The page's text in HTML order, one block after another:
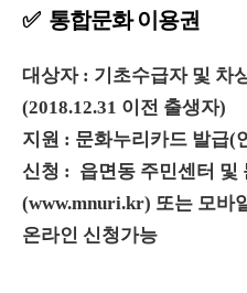
✅ 통합문화 이용권
대상자 : 기초수급자 및 차
(2018.12.31 이전 출생자)
지원 : 문화누리카드 발급(
신청 : 읍면동 주민센터 및
(www.mnuri.kr) 또는 모바
온라인 신청가능